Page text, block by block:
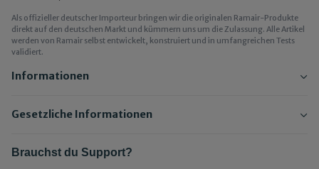
Als offizieller deutscher Importeur bringen wir die originalen Ramair-Produkte
direkt auf den deutschen Markt und kümmern uns um die Zulassung. Alle Artikel
werden von Ramair selbst entwickelt, konstruiert und in umfangreichen Tests
validiert.
Informationen
Gesetzliche Informationen
Brauchst du Support?